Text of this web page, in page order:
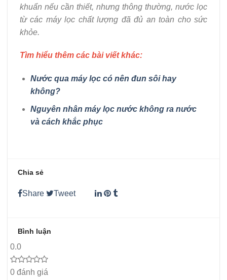
khuẩn nếu cần thiết, nhưng thông thường, nước lọc
từ các máy lọc chất lượng đã đủ an toàn cho sức
khỏe.
Tìm hiểu thêm các bài viết khác:
Nước qua máy lọc có nên đun sôi hay
không?
Nguyên nhân máy lọc nước không ra nước
và cách khắc phục
Chia sẻ
Share Tweet
Bình luận
0.0
0 đánh giá